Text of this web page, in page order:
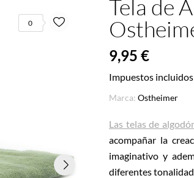
0
Tela de
9,95 €
Impuestos incluidos
Marca: Ostheimer
Las telas de
acompañar la
imaginativo y
diferentes